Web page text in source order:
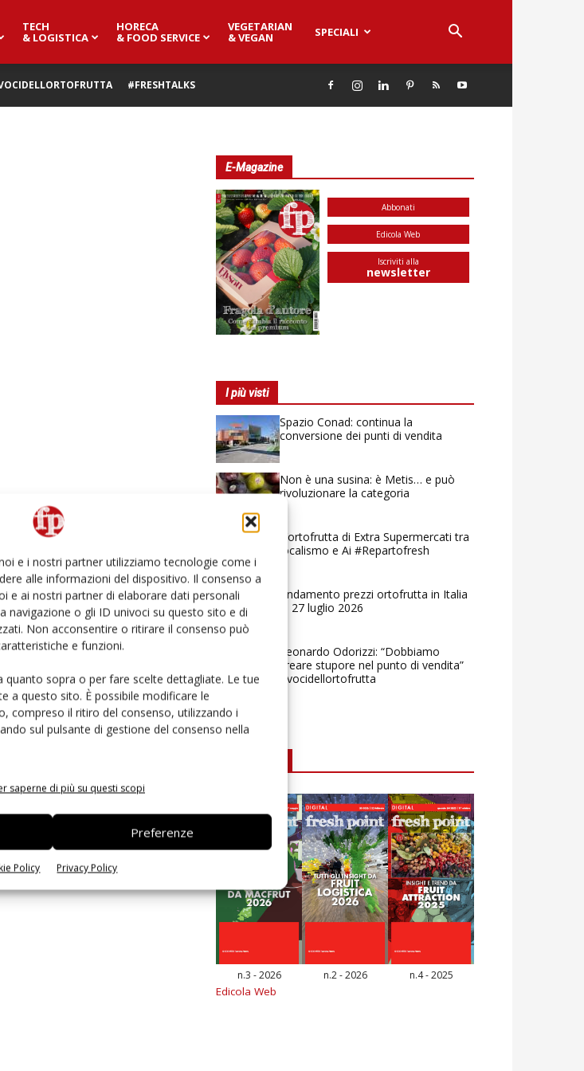
e i nostri partner utilizziamo tecnologie come i
alle informazioni del dispositivo. Il consenso a
e ai nostri partner di elaborare dati personali
o gli ID univoci su questo sito e di
Non acconsentire o ritirare il consenso può
e funzioni.
quanto sopra o per fare scelte dettagliate. Le tue
a questo sito. È possibile modificare le
compreso il ritiro del consenso, utilizzando i
sul pulsante di gestione del consenso nella
saperne di più su questi scopi
Preferenze
Policy Privacy Policy
TECH
& LOGISTICA
HORECA
& FOOD SERVICE
VEGETARIAN
& VEGAN SPECIALI
#FRESHTALKS
E-Magazine
Abbonati
Edicola Web
Iscriviti alla
newsletter
I più visti
Spazio Conad: continua la
conversione dei punti di vendita
Non è una susina: è Metis… e può
rivoluzionare la categoria
L’ortofrutta di Extra Supermercati tra
localismo e Ai #Repartofresh
Andamento prezzi ortofrutta in Italia
al 27 luglio 2026
Leonardo Odorizzi: “Dobbiamo
creare stupore nel punto di vendita”
#vocidellortofrutta
n.3 - 2026 n.2 - 2026 n.4 - 2025
Edicola Web